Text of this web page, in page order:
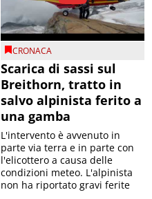
CRONACA
Scarica di sassi sul
Breithorn, tratto in
salvo alpinista ferito a
una gamba
L'intervento è avvenuto in
parte via terra e in parte con
l'elicottero a causa delle
condizioni meteo. L'alpinista
non ha riportato gravi ferite